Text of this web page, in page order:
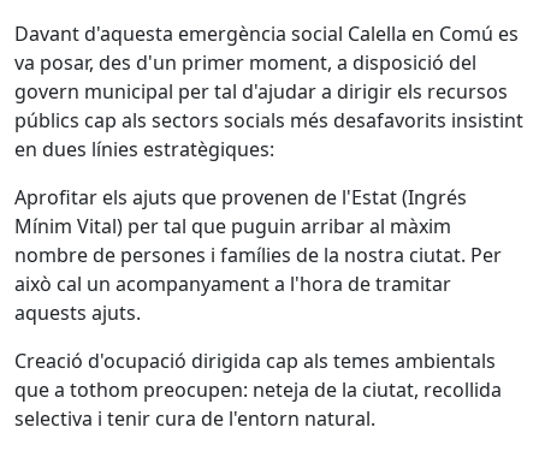
Davant d'aquesta emergència social Calella en Comú es
va posar, des d'un primer moment, a disposició del
govern municipal per tal d'ajudar a dirigir els recursos
públics cap als sectors socials més desafavorits insistint
en dues línies estratègiques:
Aprofitar els ajuts que provenen de l'Estat (Ingrés
Mínim Vital) per tal que puguin arribar al màxim
nombre de persones i famílies de la nostra ciutat. Per
això cal un acompanyament a l'hora de tramitar
aquests ajuts.
Creació d'ocupació dirigida cap als temes ambientals
que a tothom preocupen: neteja de la ciutat, recollida
selectiva i tenir cura de l'entorn natural.